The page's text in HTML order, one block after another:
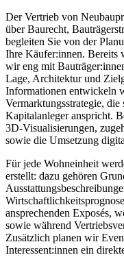
Der Vertrieb von
über Baurecht,
begleiten Sie von der
Ihre Käufer:innen. Bereits
wir eng mit
Lage, Architektur und
Informationen entwickeln
Vermarktungsstrategie,
Kapitalanleger anspricht.
3D-Visualisierungen,
sowie die Umsetzung
Für jede Wohneinheit
erstellt: dazu gehören
ansprechenden Exposés,
sowie während
Zusätzlich planen wir
Interessent:innen ein